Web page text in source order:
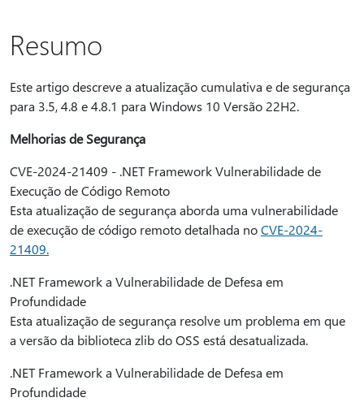
Resumo
Este artigo descreve a atualização cumulativa e de segurança
para 3.5, 4.8 e 4.8.1 para Windows 10 Versão 22H2.
Melhorias de Segurança
CVE-2024-21409 - .NET Framework Vulnerabilidade de
Execução de Código Remoto
Esta atualização de segurança aborda uma vulnerabilidade
de execução de código remoto detalhada noCVE-2024-
21409.
.NET Framework a Vulnerabilidade de Defesa em
Profundidade
Esta atualização de segurança resolve um problema em que
a versão da biblioteca zlib do OSS está desatualizada.
.NET Framework a Vulnerabilidade de Defesa em
Profundidade